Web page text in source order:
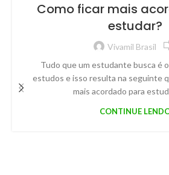
Como ficar mais
estudar?
Vivamil Brasil
Tudo que um estudante busca é
estudos e isso resulta na seguinte
mais acordado para
CONTINUE